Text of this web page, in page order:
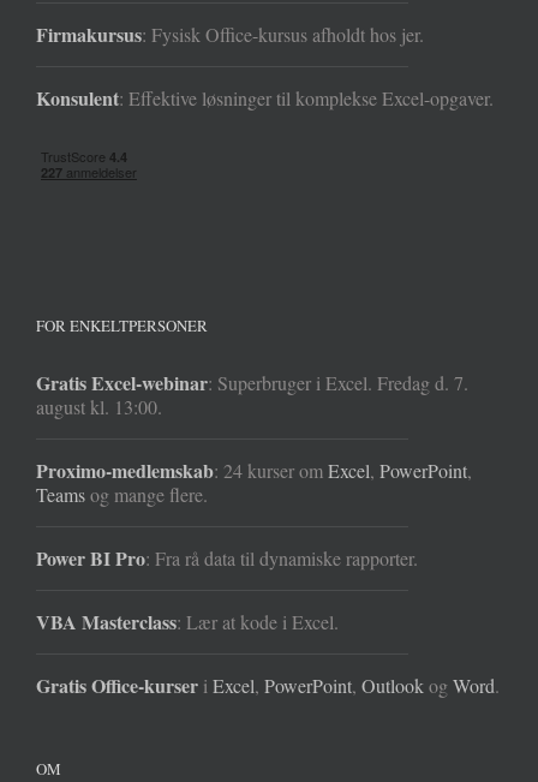
Firmakursus: Fysisk Office-kursus afholdt hos jer.
Konsulent: Effektive løsninger til komplekse Excel-opgaver.
FOR ENKELTPERSONER
Gratis Excel-webinar: Superbruger i Excel. Fredag d. 7.
august kl. 13:00.
Proximo-medlemskab: 24 kurser omExcel, PowerPoint,
Teamsog mange flere.
Power BI Pro: Fra rå data til dynamiske rapporter.
VBA Masterclass: Lær at kode i Excel.
Gratis Office-kurser iExcel, PowerPoint, OutlookogWord.
OM